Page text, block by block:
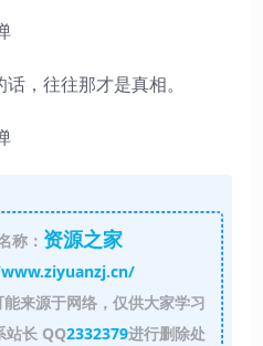
，往往那才是真相。
称： 资源之家
来源于网络，仅供大家学习
站长 QQ2332379进行删除处